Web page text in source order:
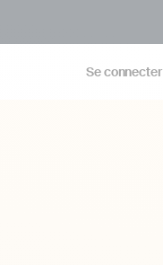
Se connecter